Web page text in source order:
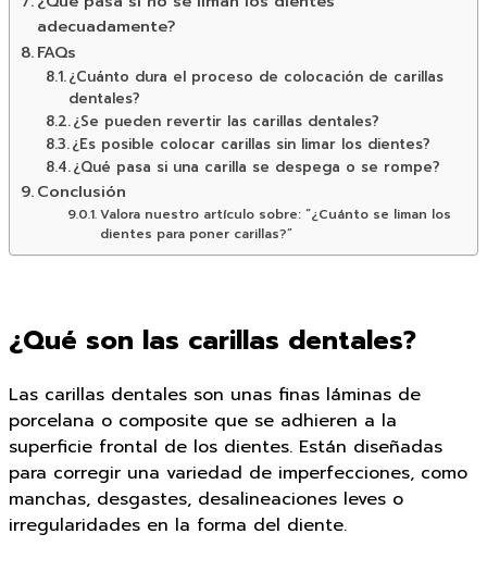
adecuadamente?
FAQs
¿Cuánto dura el proceso de colocación de carillas
dentales?
¿Se pueden revertir las carillas dentales?
¿Es posible colocar carillas sin limar los dientes?
¿Qué pasa si una carilla se despega o se rompe?
Conclusión
Valora nuestro artículo sobre: “¿Cuánto se liman los
dientes para poner carillas?”
¿Qué son las carillas dentales?
Las carillas dentales son unas finas láminas de
porcelana o composite que se adhieren a la
superficie frontal de los dientes. Están diseñadas
para corregir una variedad de imperfecciones, como
manchas, desgastes, desalineaciones leves o
irregularidades en la forma del diente.